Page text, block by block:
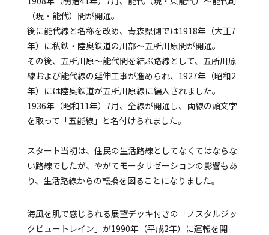
（現・能代）間が開通。
後に能代線と名称を改め、青森県側では1918年（大正7
年）に私鉄・陸奥鉄道の川部～五所川原間が開通。
その後、五所川原～能代間を結ぶ路線として、五所川原
線および能代線の延伸工事が進められ、1927年（昭和2
年）には陸奥鉄道が五所川原線に編入されました。
1936年（昭和11年）7月、全線が開通し、両線の頭文字
を取って「五能線」と名付けられました。
スタート当初は、住民の生活路線としてなくてはならな
い路線でしたが、やがてモータリゼーションの影響もあ
り、生活路線からの転換を図ることになりました。
海風を肌で感じられる展望デッキ付きの「ノスタルジッ
クビュートレイン」が1990年（平成2年）に運転を開